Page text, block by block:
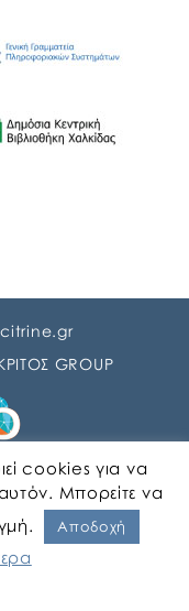
citrine.gr
GROUP
cookies για να
Μπορείτε να
Αποδοχή